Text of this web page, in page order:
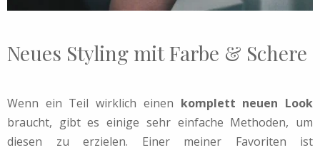
Neues Styling mit Farbe & Schere
Wenn ein Teil wirklich einen komplett neuen Look
braucht, gibt es einige sehr einfache Methoden, um
diesen zu erzielen. Einer meiner Favoriten ist